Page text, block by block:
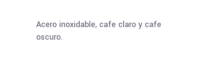
Acero inoxidable, cafe claro y cafe
oscuro.